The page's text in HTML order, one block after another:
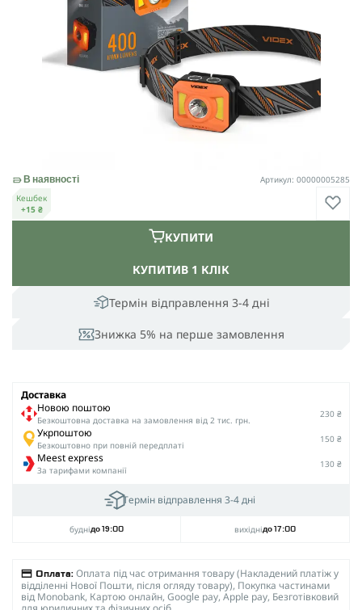
Термін відправлення 3-4 дні
Знижка 5% на перше замовлення
КУПИТИВ 1 КЛІК
КУПИТИ
В наявності
Артикул: 00000005285
Кешбек
+15 ₴
Доставка
Новою поштою
Безкоштовна доставка на замовлення від 2 тис. грн.
230 ₴
Укрпоштою
Безкоштовно при повній передплаті
150 ₴
Meest express
За тарифами компанії
130 ₴
Термін відправлення 3-4 дні
буднідо 19:00 вихіднідо 17:00
Оплата: Оплата під час отримання товару (Накладений платіж у
відділенні Нової Пошти, після огляду товару), Покупка частинами
від Monobank, Картою онлайн, Google pay, Apple pay, Безготівковий